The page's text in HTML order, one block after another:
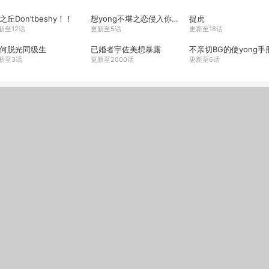
丘Don’tbeshy！！
至12话
想yong不堪之恋侵入你心
更新至5话
捉虎
更新至18话
脱光同级生
至3话
已婚者宇佐美想暴露
更新至2000话
不亲切BG的使yong手
更新至6话